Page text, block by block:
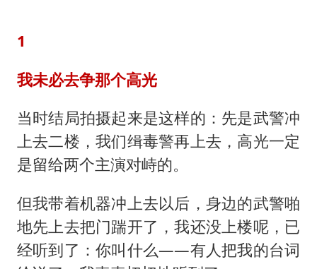
1
我未必去争那个高光
当时结局拍摄起来是这样的：先是武警冲
上去二楼，我们缉毒警再上去，高光一定
是留给两个主演对峙的。
但我带着机器冲上去以后，身边的武警啪
地先上去把门踹开了，我还没上楼呢，已
经听到了：你叫什么——有人把我的台词